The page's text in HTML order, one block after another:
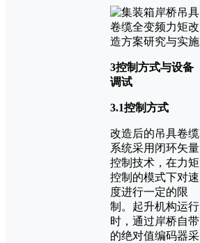
3控制方式与设备
调试
3.1控制方式
改造后的吊具卷缆
系统采用闭环矢量
控制技术，在力矩
控制的模式下对速
度进行一定的限
制。起升机构运行
时，通过岸桥自带
的绝对值编码器采